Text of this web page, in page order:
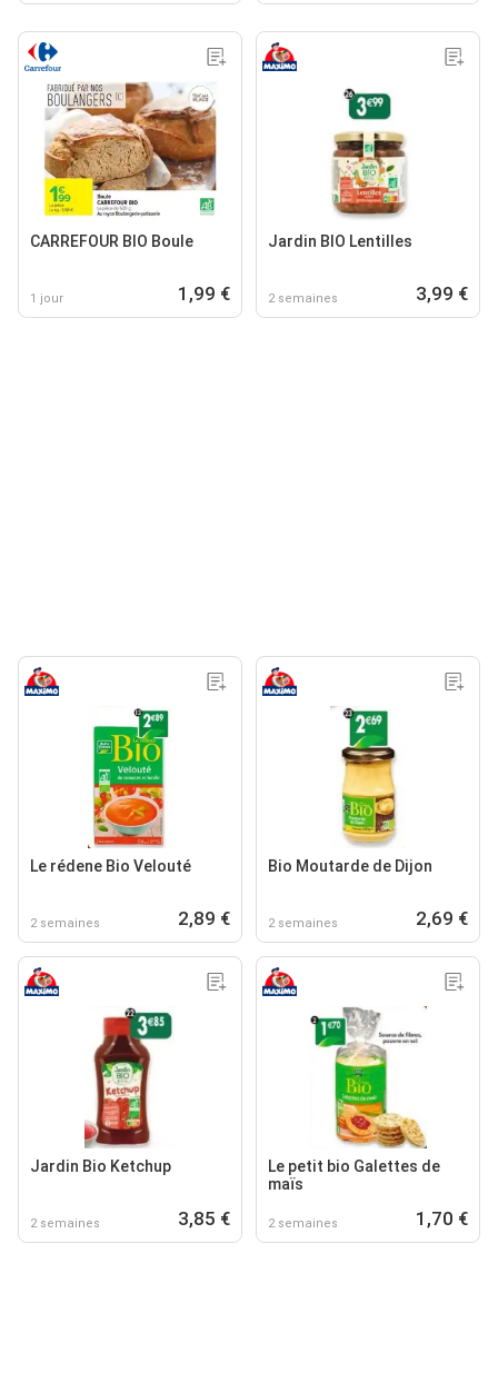
CARREFOUR BIO Boule
1 jour 1,99 €
Jardin BIO Lentilles
2 semaines 3,99 €
Le rédene Bio Velouté
2 semaines 2,89 €
Bio Moutarde de Dijon
2 semaines 2,69 €
Jardin Bio Ketchup
2 semaines 3,85 €
Le petit bio Galettes de
maïs
2 semaines 1,70 €